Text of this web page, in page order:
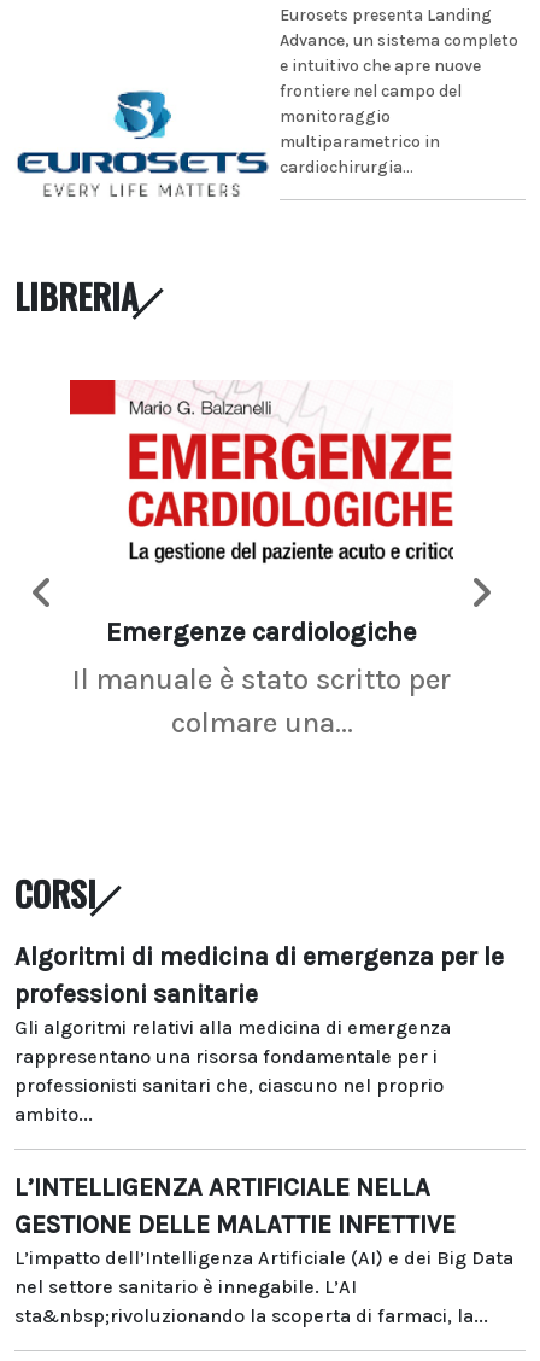
Eurosets presenta Landing
Advance, un sistema completo
e intuitivo che apre nuove
frontiere nel campo del
monitoraggio
multiparametrico in
cardiochirurgia...
LIBRERIA
Emergenze cardiologiche
Il manuale è stato scritto per
colmare una...
CORSI
Algoritmi di medicina di emergenza per le
professioni sanitarie
Gli algoritmi relativi alla medicina di emergenza
rappresentano una risorsa fondamentale per i
professionisti sanitari che, ciascuno nel proprio
ambito...
L’INTELLIGENZA ARTIFICIALE NELLA
GESTIONE DELLE MALATTIE INFETTIVE
L’impatto dell’Intelligenza Artificiale (AI) e dei Big Data
nel settore sanitario è innegabile. L’AI
sta&nbsp;rivoluzionando la scoperta di farmaci, la...